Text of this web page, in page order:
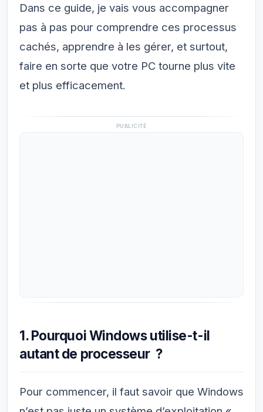
Dans ce guide, je vais vous accompagner
pas à pas pour comprendre ces processus
cachés, apprendre à les gérer, et surtout,
faire en sorte que votre PC tourne plus vite
et plus efficacement.
PUBLICITÉ
1. Pourquoi Windows utilise-t-il
autant de processeur ?
Pour commencer, il faut savoir que Windows